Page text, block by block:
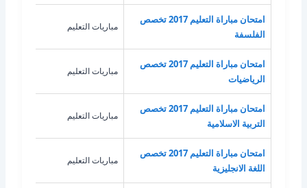
امتحان مباراة التعليم 2017 تخصص
الفلسفة
مباريات التعليم
امتحان مباراة التعليم 2017 تخصص
الرياضيات
مباريات التعليم
امتحان مباراة التعليم 2017 تخصص
التربية الاسلامية
مباريات التعليم
امتحان مباراة التعليم 2017 تخصص
اللغة الانجليزية
مباريات التعليم